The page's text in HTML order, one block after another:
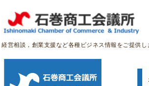
経営相談，創業支援など各種ビジネス情報をご提供し